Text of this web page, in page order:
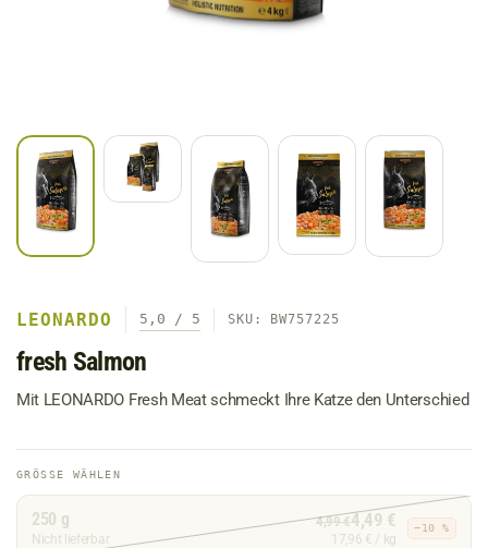
LEONARDO 5,0 / 5 SKU: BW757225
fresh Salmon
Mit LEONARDO Fresh Meat schmeckt Ihre Katze den Unterschied
Größe
wählen
GRÖSSE WÄHLEN
250 g
Nicht lieferbar
4,99 €4,49 €
17,96 € / kg
−10 %